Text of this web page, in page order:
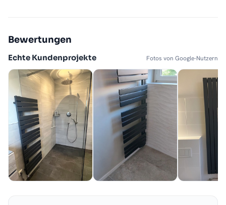
Bewertungen
Echte Kundenprojekte Fotos von Google-Nutzern